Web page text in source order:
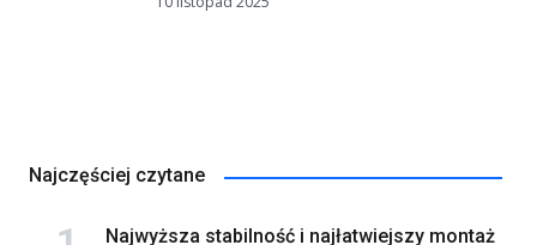
Najczęściej czytane
Najwyższa stabilność i najłatwiejszy montaż